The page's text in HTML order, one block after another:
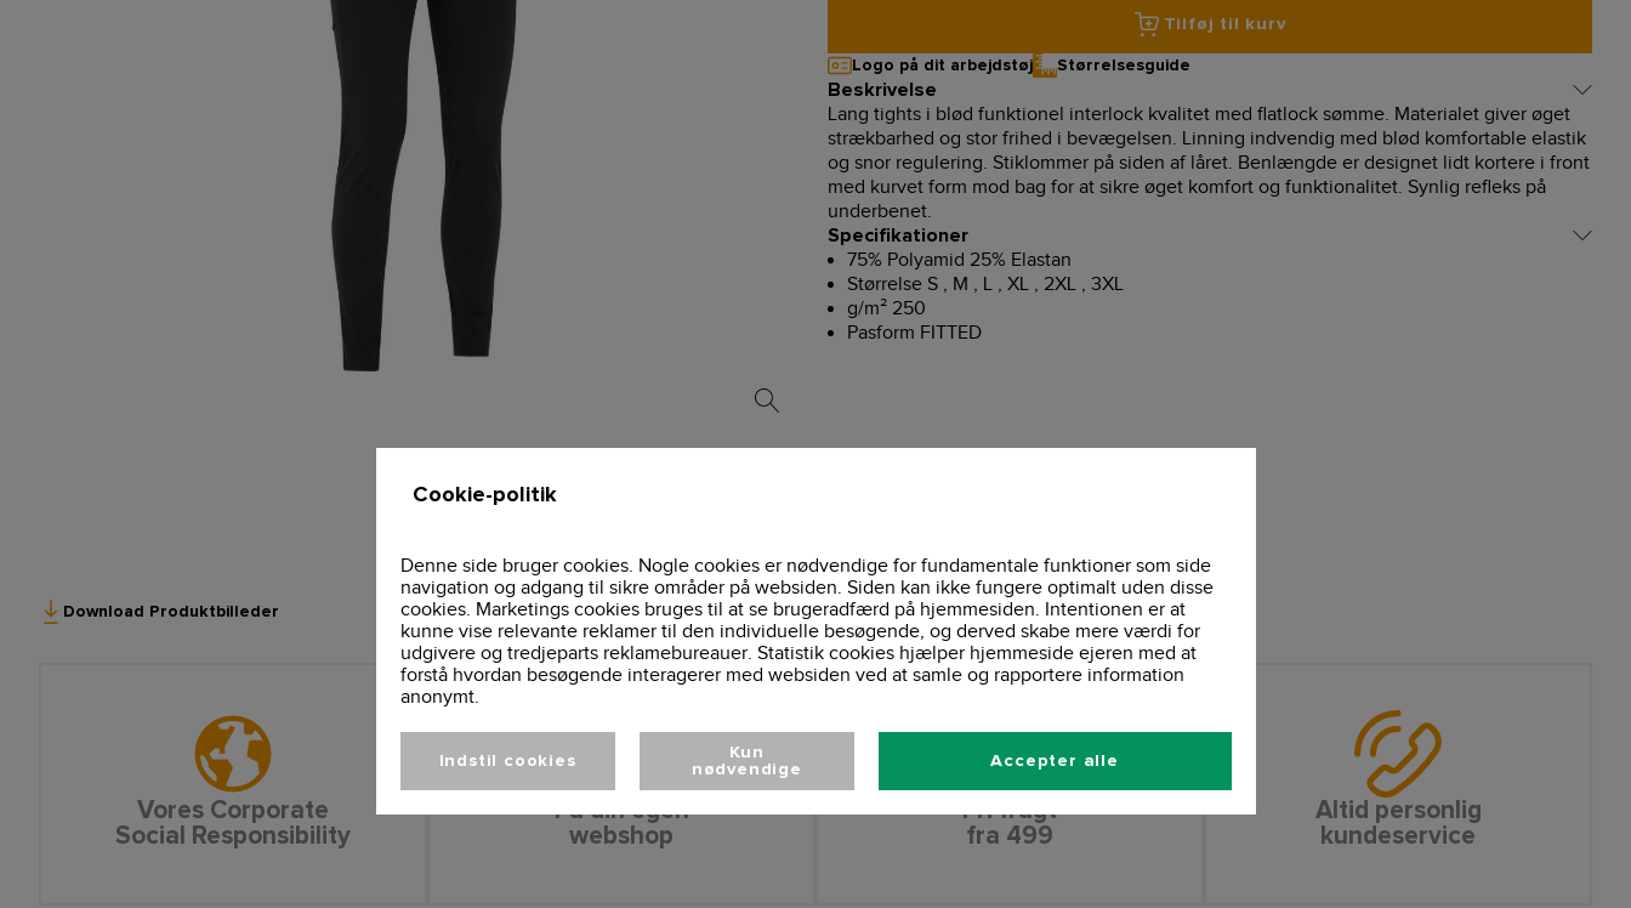
Cookie-politik
Denne side bruger cookies. Nogle cookies er nødvendige for fundamentale funktioner som side
navigation og adgang til sikre områder på websiden. Siden kan ikke fungere optimalt uden disse
cookies. Marketings cookies bruges til at se brugeradfærd på hjemmesiden. Intentionen er at
kunne vise relevante reklamer til den individuelle besøgende, og derved skabe mere værdi for
udgivere og tredjeparts reklamebureauer. Statistik cookies hjælper hjemmeside ejeren med at
forstå hvordan besøgende interagerer med websiden ved at samle og rapportere information
anonymt.
Indstil cookies
Kun
nødvendige
Accepter alle
Download Produktbilleder
Tilføj til kurv
Logo på dit arbejdstøj Størrelsesguide
Beskrivelse
Lang tights i blød funktionel interlock kvalitet med flatlock sømme. Materialet giver øget
strækbarhed og stor frihed i bevægelsen. Linning indvendig med blød komfortable elastik
og snor regulering. Stiklommer på siden af låret. Benlængde er designet lidt kortere i front
med kurvet form mod bag for at sikre øget komfort og funktionalitet. Synlig refleks på
underbenet.
Specifikationer
75% Polyamid 25% Elastan
Størrelse S , M , L , XL , 2XL , 3XL
g/m² 250
Pasform FITTED
Vores Corporate
Social Responsibility
Få din egen
webshop
Fri fragt
fra 499
Altid personlig
kundeservice